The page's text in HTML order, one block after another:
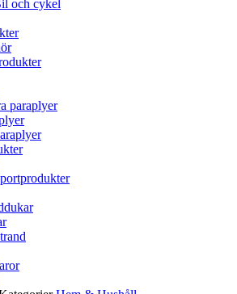
och cykel
paraplyer